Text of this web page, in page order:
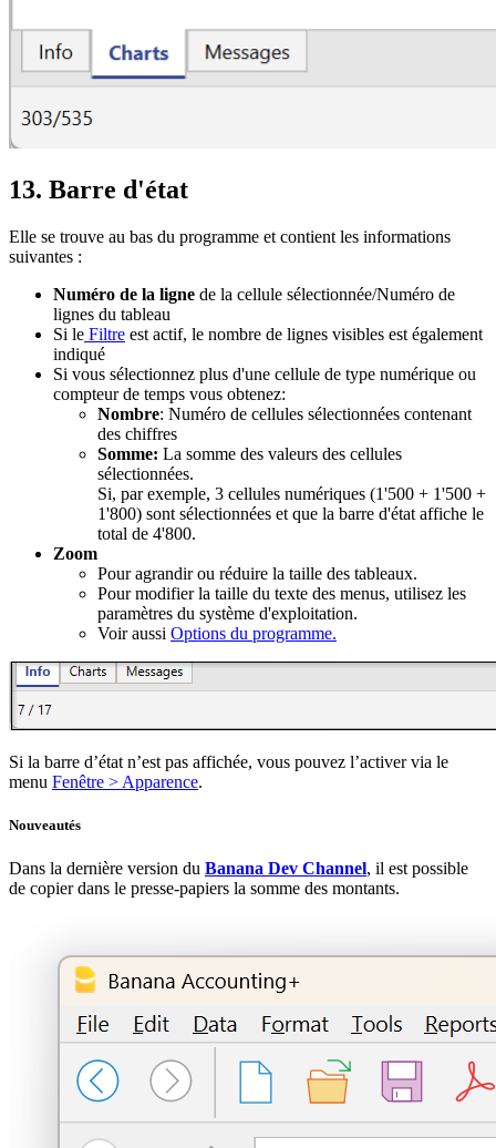
13. Barre d'état
Elle se trouve au bas du programme et contient les informations
suivantes :
Numéro de la ligne de la cellule sélectionnée/Numéro de
lignes du tableau
Si le Filtre est actif, le nombre de lignes visibles est également
indiqué
Si vous sélectionnez plus d'une cellule de type numérique ou
compteur de temps vous obtenez:
Nombre: Numéro de cellules sélectionnées contenant
des chiffres
Somme: La somme des valeurs des cellules
sélectionnées.
Si, par exemple, 3 cellules numériques (1'500 + 1'500 +
1'800) sont sélectionnées et que la barre d'état affiche le
total de 4'800.
Zoom
Pour agrandir ou réduire la taille des tableaux.
Pour modifier la taille du texte des menus, utilisez les
paramètres du système d'exploitation.
Voir aussi Options du programme.
Si la barre d’état n’est pas affichée, vous pouvez l’activer via le
menu Fenêtre > Apparence.
Nouveautés
Dans la dernière version du Banana Dev Channel, il est possible
de copier dans le presse-papiers la somme des montants.